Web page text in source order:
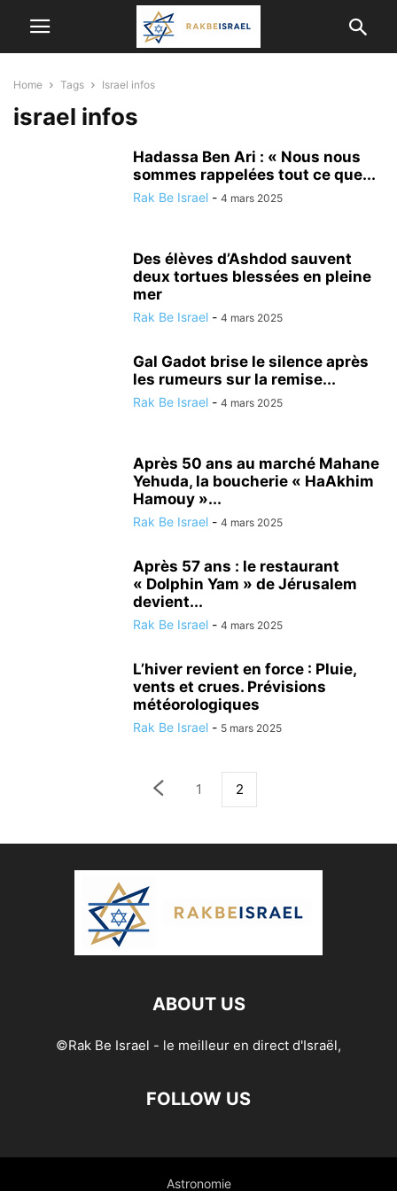
Home Tags Israel infos
israel infos
Hadassa Ben Ari : « Nous nous
sommes rappelées tout ce que...
Rak Be Israel - 4 mars 2025
Des élèves d’Ashdod sauvent
deux tortues blessées en pleine
mer
Rak Be Israel - 4 mars 2025
Gal Gadot brise le silence après
les rumeurs sur la remise...
Rak Be Israel - 4 mars 2025
Après 50 ans au marché Mahane
Yehuda, la boucherie « HaAkhim
Hamouy »...
Rak Be Israel - 4 mars 2025
Après 57 ans : le restaurant
« Dolphin Yam » de Jérusalem
devient...
Rak Be Israel - 4 mars 2025
L’hiver revient en force : Pluie,
vents et crues. Prévisions
météorologiques
Rak Be Israel - 5 mars 2025
1 2
ABOUT US
©Rak Be Israel - le meilleur en direct d'Israël,
FOLLOW US
Astronomie